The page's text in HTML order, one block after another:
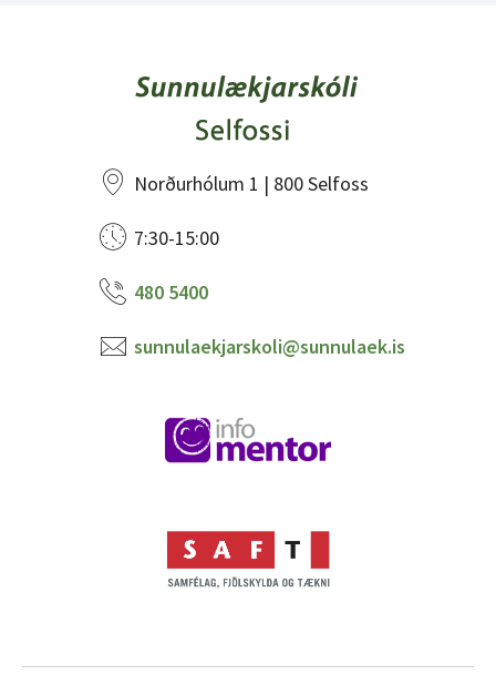
Norðurhólum 1 | 800 Selfoss
7:30-15:00
480 5400
sunnulaekjarskoli@sunnulaek.is